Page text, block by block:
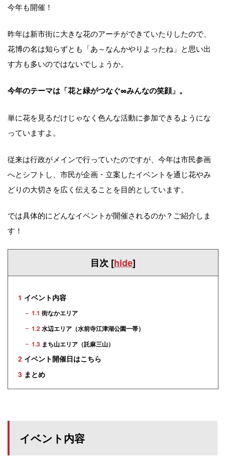
今年も開催！
昨年は新市街に大きな花のアーチができていたりしたので、
花博の名は知らずとも「あ～なんかやりよったね」と思い出
す方も多いのではないでしょうか。
今年のテーマは「花と緑がつなぐ∞みんなの笑顔」。
単に花を見るだけじゃなく色んな活動に参加できるようにな
っていますよ。
従来は行政がメインで行っていたのですが、今年は市民参画
へとシフトし、市民が企画・立案したイベントを通じ花やみ
どりの大切さを広く伝えることを目的としています。
では具体的にどんなイベントが開催されるのか？ご紹介しま
す！
目次 [hide]
1 イベント内容
1.1 街なかエリア
1.2 水辺エリア（水前寺江津湖公園一帯）
1.3 まち山エリア（託麻三山）
2 イベント開催日はこちら
3 まとめ
イベント内容